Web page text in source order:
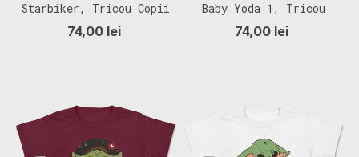
Starbiker, Tricou Copii
74,00 lei
Baby Yoda 1, Tricou
Copii
74,00 lei